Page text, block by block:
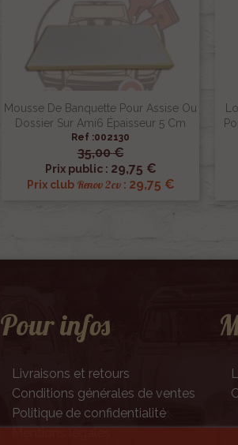
Mousse De Banquette Pour Assise Ou
Dossier Sur Ami6 Épaisseur 5 Cm
Ref :002130
35,00 €
Prix public : 29,75 €
Prix club Renov 2cv: 29,75 €
 Aperçu rapide
Pour infos
Livraisons et retours
Conditions générales de ventes
Politique de confidentialité